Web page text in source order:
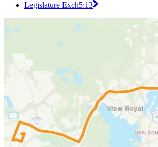
Legislature Exch5:13